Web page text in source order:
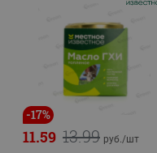
-17%
13.99
11.59 руб./шт